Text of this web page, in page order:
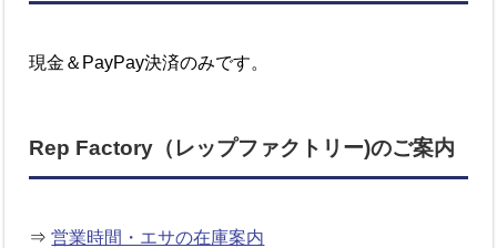
現金＆PayPay決済のみです。
Rep Factory（レップファクトリー)のご案内
⇒営業時間・エサの在庫案内